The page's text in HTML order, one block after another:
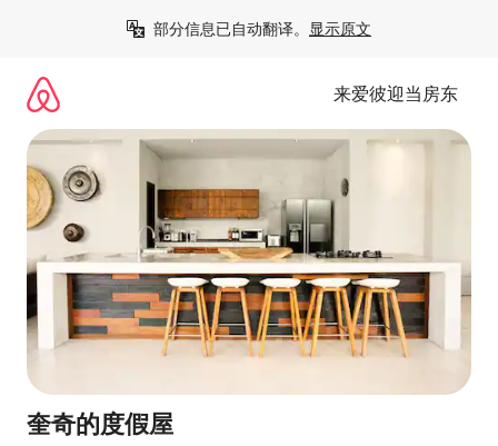
部分信息已自动翻译。 显示原文
来爱彼迎当房东
奎奇的度假屋